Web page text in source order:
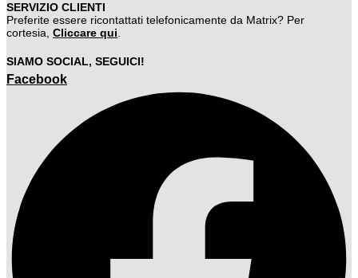
SERVIZIO CLIENTI
Preferite essere ricontattati telefonicamente da Matrix? Per
cortesia, Cliccare qui
SIAMO SOCIAL, SEGUICI!
Facebook